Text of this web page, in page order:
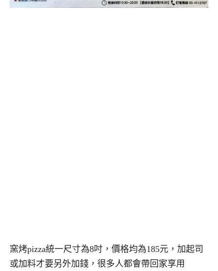
窯烤pizza統一尺寸為8吋，價格均為185元，加起司
或加料才要另外加錢，很多人都會帶回家享用